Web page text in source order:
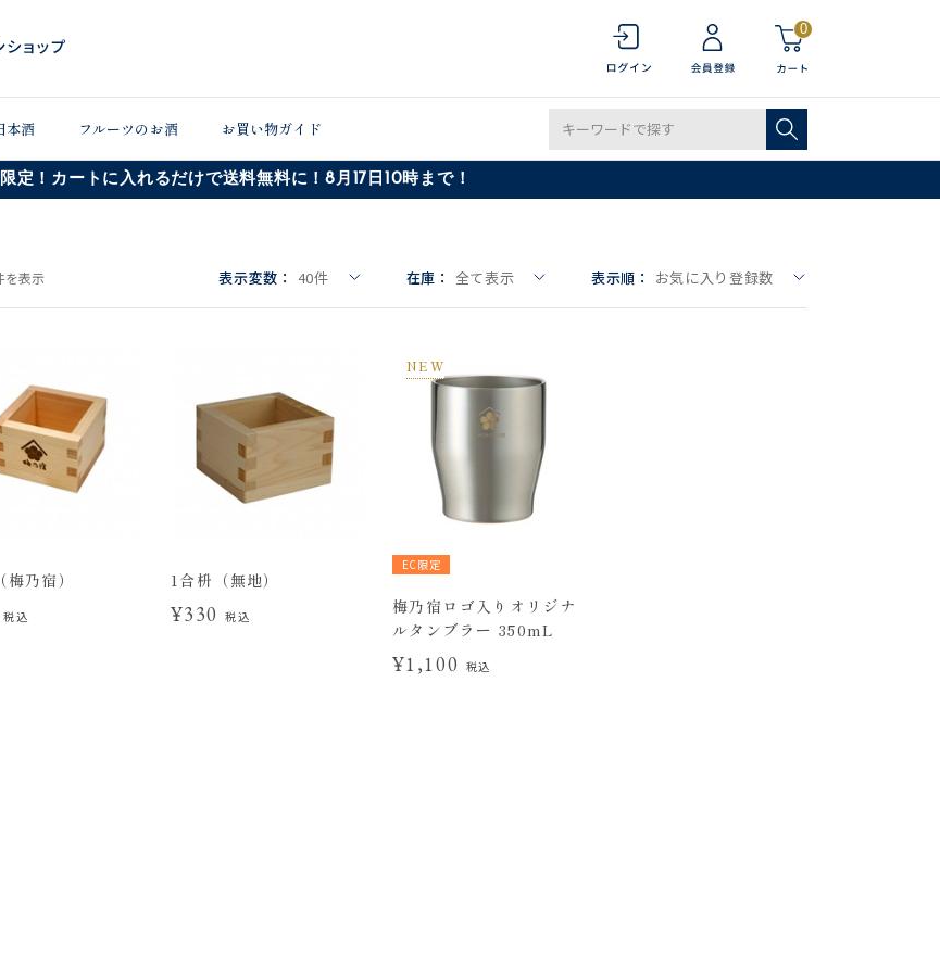
0
本酒 フルーツのお酒 お買い物ガイド
定！カートに入れるだけで送料無料に！8月17日10時まで！
を表示 表示変数： 40件 在庫： 全て表示 表示順： お気に入り登録数
乃宿）
税込
1合枡（無地）
¥330 税込
NEW
EC限定
梅乃宿ロゴ入りオリジナ
ルタンブラー 350mL
¥1,100 税込